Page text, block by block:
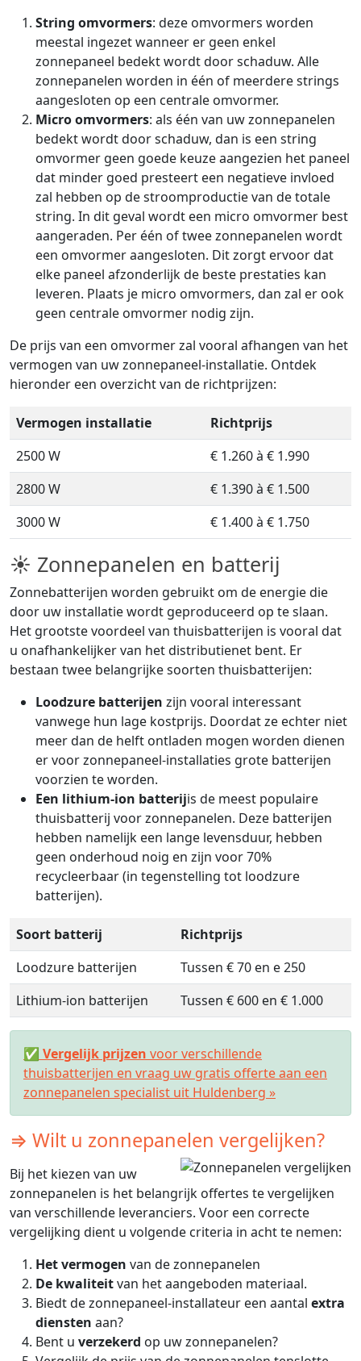
String omvormers: deze omvormers worden
meestal ingezet wanneer er geen enkel
zonnepaneel bedekt wordt door schaduw. Alle
zonnepanelen worden in één of meerdere strings
aangesloten op een centrale omvormer.
Micro omvormers: als één van uw zonnepanelen
bedekt wordt door schaduw, dan is een string
omvormer geen goede keuze aangezien het paneel
dat minder goed presteert een negatieve invloed
zal hebben op de stroomproductie van de totale
string. In dit geval wordt een micro omvormer best
aangeraden. Per één of twee zonnepanelen wordt
een omvormer aangesloten. Dit zorgt ervoor dat
elke paneel afzonderlijk de beste prestaties kan
leveren. Plaats je micro omvormers, dan zal er ook
geen centrale omvormer nodig zijn.
De prijs van een omvormer zal vooral afhangen van het
vermogen van uw zonnepaneel-installatie. Ontdek
hieronder een overzicht van de richtprijzen:
Vermogen installatie
Richtprijs
2500 W
€ 1.260 à € 1.990
2800 W
€ 1.390 à € 1.500
3000 W
€ 1.400 à € 1.750
☀ Zonnepanelen en batterij
Zonnebatterijen worden gebruikt om de energie die
door uw installatie wordt geproduceerd op te slaan.
Het grootste voordeel van thuisbatterijen is vooral dat
u onafhankelijker van het distributienet bent. Er
bestaan twee belangrijke soorten thuisbatterijen:
Loodzure batterijen zijn vooral interessant
vanwege hun lage kostprijs. Doordat ze echter niet
meer dan de helft ontladen mogen worden dienen
er voor zonnepaneel-installaties grote batterijen
voorzien te worden.
Een lithium-ion batterijis de meest populaire
thuisbatterij voor zonnepanelen. Deze batterijen
hebben namelijk een lange levensduur, hebben
geen onderhoud noig en zijn voor 70%
recycleerbaar (in tegenstelling tot loodzure
batterijen).
Soort batterij
Richtprijs
Loodzure batterijen
Tussen € 70 en e 250
Lithium-ion batterijen
Tussen € 600 en € 1.000
✅ Vergelijk prijzen voor verschillende
thuisbatterijen en vraag uw gratis offerte aan een
zonnepanelen specialist uit Huldenberg »
⇒ Wilt u zonnepanelen vergelijken?
Bij het kiezen van uw
zonnepanelen is het belangrijk offertes te vergelijken
van verschillende leveranciers. Voor een correcte
vergelijking dient u volgende criteria in acht te nemen:
Het vermogen van de zonnepanelen
De kwaliteitvan het aangeboden materiaal.
Biedt de zonnepaneel-installateur een aantal extra
diensten aan?
Bent u verzekerd op uw zonnepanelen?